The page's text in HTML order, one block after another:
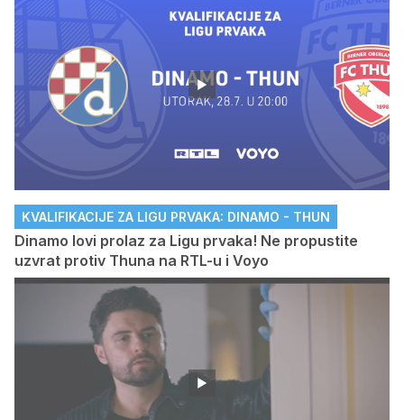
KVALIFIKACIJE ZA LIGU PRVAKA: DINAMO - THUN
Dinamo lovi prolaz za Ligu prvaka! Ne propustite
uzvrat protiv Thuna na RTL-u i Voyo